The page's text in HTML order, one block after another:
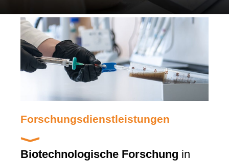
Forschungsdienstleistungen
Biotechnologische Forschung in